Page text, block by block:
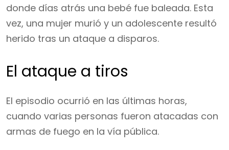
donde días atrás una bebé fue baleada. Esta
vez, una mujer murió y un adolescente resultó
herido tras un ataque a disparos.
El ataque a tiros
El episodio ocurrió en las últimas horas,
cuando varias personas fueron atacadas con
armas de fuego en la vía pública.